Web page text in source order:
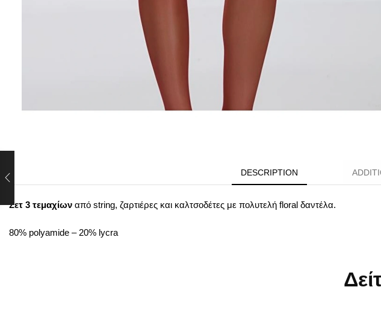
DESCRIPTION
Σετ 3 τεμαχίων από string, ζαρτιέρες και καλτσοδέτες με πολυτελή floral δαντέλα.
80% polyamide – 20% lycra